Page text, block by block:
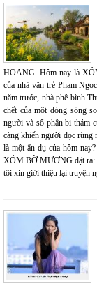
HOANG. Hôm nay là
của nhà văn trẻ Phạm
năm trước, nhà phê bình
chết của một dòng sông
người và số phận bi thảm
càng khiến người đọc rùng
là một ẩn dụ của hôm
XÓM BỜ MƯƠNG đặt ra:
tôi xin giới thiệu lại truyện